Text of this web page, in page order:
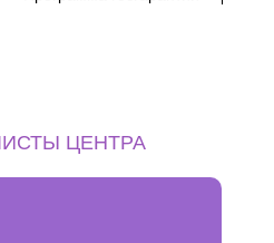
ЦЕНТРА